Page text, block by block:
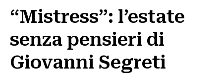
“Mistress”: l’estate
senza pensieri di
Giovanni Segreti